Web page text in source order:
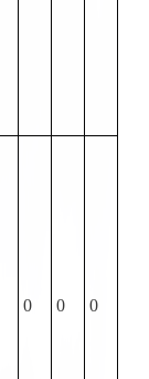
0 0 0